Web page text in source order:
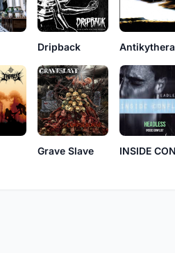
Dripback Antikythera
Grave Slave